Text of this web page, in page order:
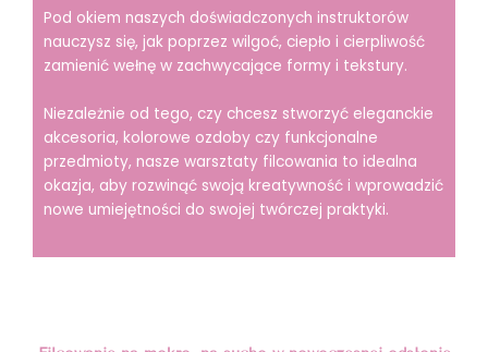
Pod okiem naszych doświadczonych instruktorów
nauczysz się, jak poprzez wilgoć, ciepło i cierpliwość
zamienić wełnę w zachwycające formy i tekstury.
Niezależnie od tego, czy chcesz stworzyć eleganckie
akcesoria, kolorowe ozdoby czy funkcjonalne
przedmioty, nasze warsztaty filcowania to idealna
okazja, aby rozwinąć swoją kreatywność i wprowadzić
nowe umiejętności do swojej twórczej praktyki.